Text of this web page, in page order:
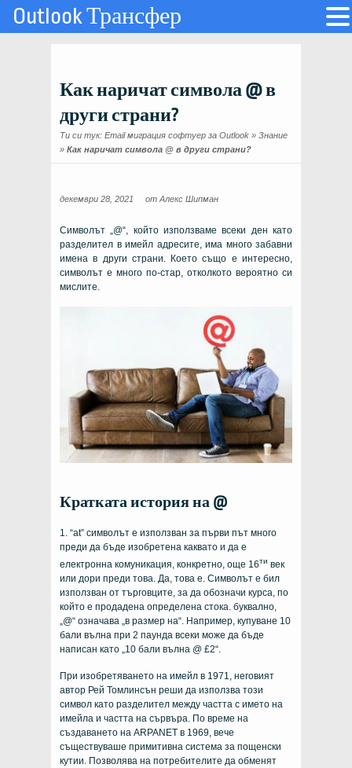
Как наричат ​​символа @ в
други страни?
Ти си тук: Email миграция софтуер за Outlook » Знание
» Как наричат ​​символа @ в други страни?
декември 28, 2021 от Алекс Шипман
Символът „@“, който използваме всеки ден като
разделител в имейл адресите, има много забавни
имена в други страни. Което също е интересно,
символът е много по-стар, отколкото вероятно си
мислите.
Кратката история на @
1. “at” символът е използван за първи път много
преди да бъде изобретена каквато и да е
електронна комуникация, конкретно, още 16ти век
или дори преди това. Да, това е. Символът е бил
използван от търговците, за да обозначи курса, по
който е продадена определена стока. буквално,
„@“ означава „в размер на“. Например, купуване 10
бали вълна при 2 паунда всеки може да бъде
написан като „10 бали вълна @ £2“.
При изобретяването на имейл в 1971, неговият
автор Рей Томлинсън реши да използва този
символ като разделител между частта с името на
имейла и частта на сървъра. По време на
създаването на ARPANET в 1969, вече
съществуваше примитивна система за пощенски
кутии. Позволява на потребителите да обменят
Outlook Трансфер